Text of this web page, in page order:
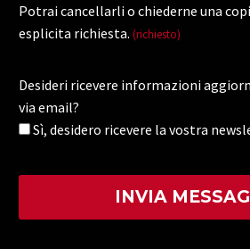
Potrai cancellarli o chiederne una
esplicita richiesta. (richiesto)
Desideri ricevere informazioni
via email?
Sì, desidero ricevere la vostra